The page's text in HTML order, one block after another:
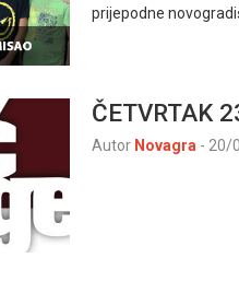
prijepodne
ČETVRTAK
Autor Novagra - 20/